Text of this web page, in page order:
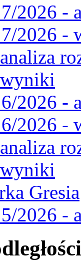
2026 -
2026 -
2026 -
2026 -
Gresia
2026 -